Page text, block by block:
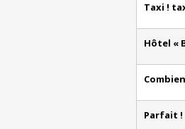
Taxi !
Hôtel «
Parfait !